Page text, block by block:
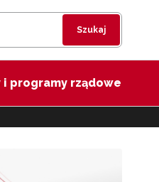
Szukaj
i programy rządowe